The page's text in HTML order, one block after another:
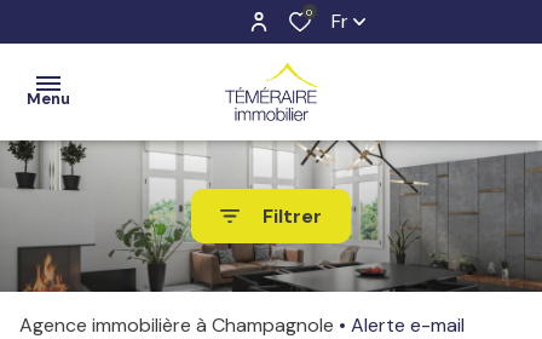
0 Fr
Menu
ACCUEIL
VENTES
ESTIMATION
Filtrer
Agence immobilière à Champagnole Alerte e-mail